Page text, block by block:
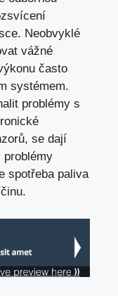
Neobvyklé
vážné
často
systémem.
problémy s
se dají
problémy
spotřeba paliva